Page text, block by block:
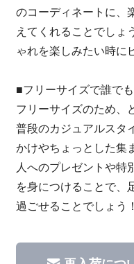
のコーディネートに、
えてくれることでしょ
ゃれを楽しみたい時に
■フリーサイズで誰でも
フリーサイズのため、
普段のカジュアルスタ
かけやちょっとした集
人へのプレゼントや特
を身につけることで、
過ごせることでしょう！